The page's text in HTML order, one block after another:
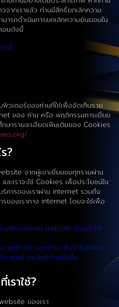
จากเราแล้ว ท่านมีสิทธิ์ยกเลิกความ
ารถดำเนินการยกเลิกความยินยอมใน
อนดังนี้
ร]
เตอร์ของท่านที่ใช้เพื่อจัดเก็บราย
ของ ท่าน หรือ พฤติกรรมการเยี่ยม
ษารายละเอียดเพิ่มเติมของ Cookies
?
จากผู้เขาเยี่ยมชมทุกรายผ่าน
ะเราจะใช้ Cookies เพื่อประโยชน์ใน
การของเราผ่าน internet รวมถึง
ของเราทาง internet โดยจะใช้เพื่อ
ชีของท่านใน website ของเราได้
น website ของท่าน เพื่อนำไปพัฒนา
ร็ว และมี ประสิทธิภาพยิ่งขึ้น
ราใช้?
ของเรา